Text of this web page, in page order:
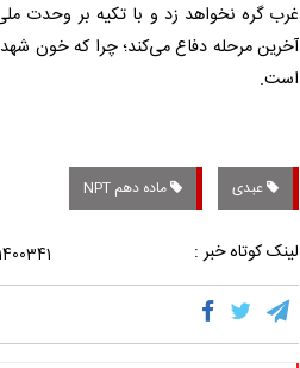
غرب گره نخواهد زد و با تکیه بر وحدت
آخرین مرحله دفاع می‌کند؛ چرا که خون
است.
عبدی ماده دهم NPT
لینک کوتاه خبر :